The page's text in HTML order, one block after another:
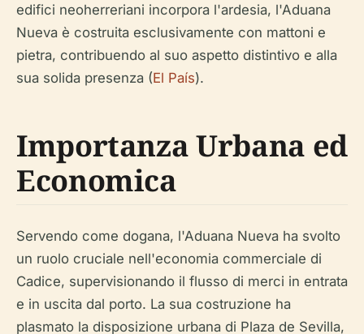
edifici neoherreriani incorpora l'ardesia, l'Aduana
Nueva è costruita esclusivamente con mattoni e
pietra, contribuendo al suo aspetto distintivo e alla
sua solida presenza (El País).
Importanza Urbana ed
Economica
Servendo come dogana, l'Aduana Nueva ha svolto
un ruolo cruciale nell'economia commerciale di
Cadice, supervisionando il flusso di merci in entrata
e in uscita dal porto. La sua costruzione ha
plasmato la disposizione urbana di Plaza de Sevilla,